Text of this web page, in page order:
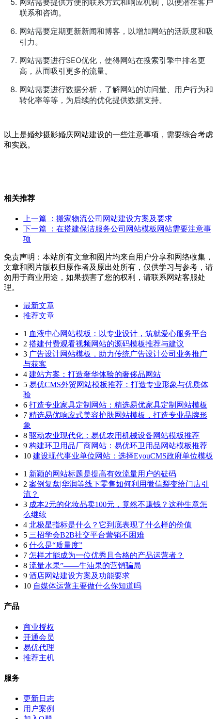
联系和咨询。
网站需要定期更新新闻和博客，以增加网站的活跃度和吸
引力。
网站需要进行SEO优化，使得网站在搜索引擎中排名更
高，从而吸引更多的流量。
网站需要进行数据分析，了解网站的访问量、用户行为和
转化率等等，为后续的优化提供数据支持。
以上是婚纱摄影婚庆网站建设的一些注意事项，需要综合考虑
和实践。
相关推荐
上一篇
：搬家物流公司网站建设方案及要求
下一篇
：在搭建保洁服务公司网站模板网站需要注意事
项
免责声明：本站所有文章和图片均来自用户分享和网络收集，
文章和图片版权归原作者及原出处所有，仅供学习与参考，请
勿用于商业用途，如果损害了您的权利，请联系网站客服处
理。
最新文章
推荐文章
1 血液中心网站模板：以专业设计，筑就爱心服务平台
2 搭建付费观看视频网站的源码模板推荐与建议
3 广告设计网站模板，助力传统广告设计公司业务推广
与获客
4 建站方案：打造奢华体验的奢侈品网站
5 易优CMS外贸网站模板推荐：打造专业形象与优质体
验
6 打造专业家具定制网站：精选易优家具定制网站模板
7 精选易优响应式美容护肤网站模板，打造专业品牌形
象
8 驱动农业现代化：易优农用机械设备网站模板推荐
9 构建环卫用品厂商网站：易优环卫用品网站模板推荐
10 建设现代事业单位网站：选择EyouCMS政府单位模板
1 新颖的网站标题是提高有效流量用户的砝码
2 案例复盘|华润等线下零售如何利用微信裂变给门店引
流？
3 成本2元的化妆品卖100元，竟然不赚钱？这种生意怎
么继续
4 北极星指标是什么？它到底表现了什么样的价值
5 三招学会B2B社交平台营销不困难
6 什么是“质量度”
7 怎样才能成为一位优秀且合格的产品运营者？
8 流量水果”——牛油果的营销骗局
9 酒店网站建设方案及功能要求
10 自媒体运营主要做什么你知道吗
产品
商业授权
开通会员
易优代理
推荐主机
服务
更新日志
用户案例